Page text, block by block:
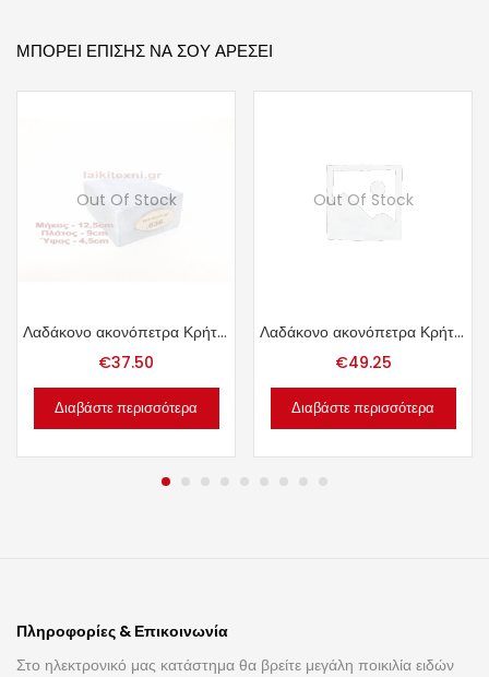
ΜΠΟΡΕΊ ΕΠΊΣΗΣ ΝΑ ΣΟΥ ΑΡΈΣΕΙ
Out Of Stock
Λαδάκονο ακονόπετρα Κρήτης 1.39kg.
€37.50
Διαβάστε περισσότερα
Out Of Stock
Λαδάκονο ακονόπετρα Κρήτης 1.97kg.
€49.25
Διαβάστε περισσότερα
Πληροφορίες & Επικοινωνία
Στο ηλεκτρονικό μας κατάστημα θα βρείτε μεγάλη ποικιλία ειδών